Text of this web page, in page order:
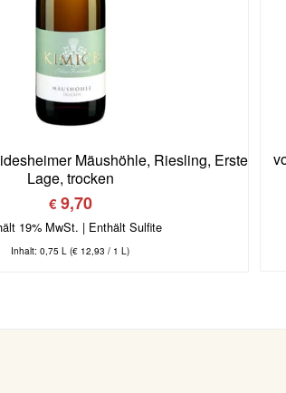
Mäushöhle, Riesling, Erste
Lage, trocken
€9,70
19% MwSt.
Inhalt: 0,75 L (€ 12,93 / 1 L)